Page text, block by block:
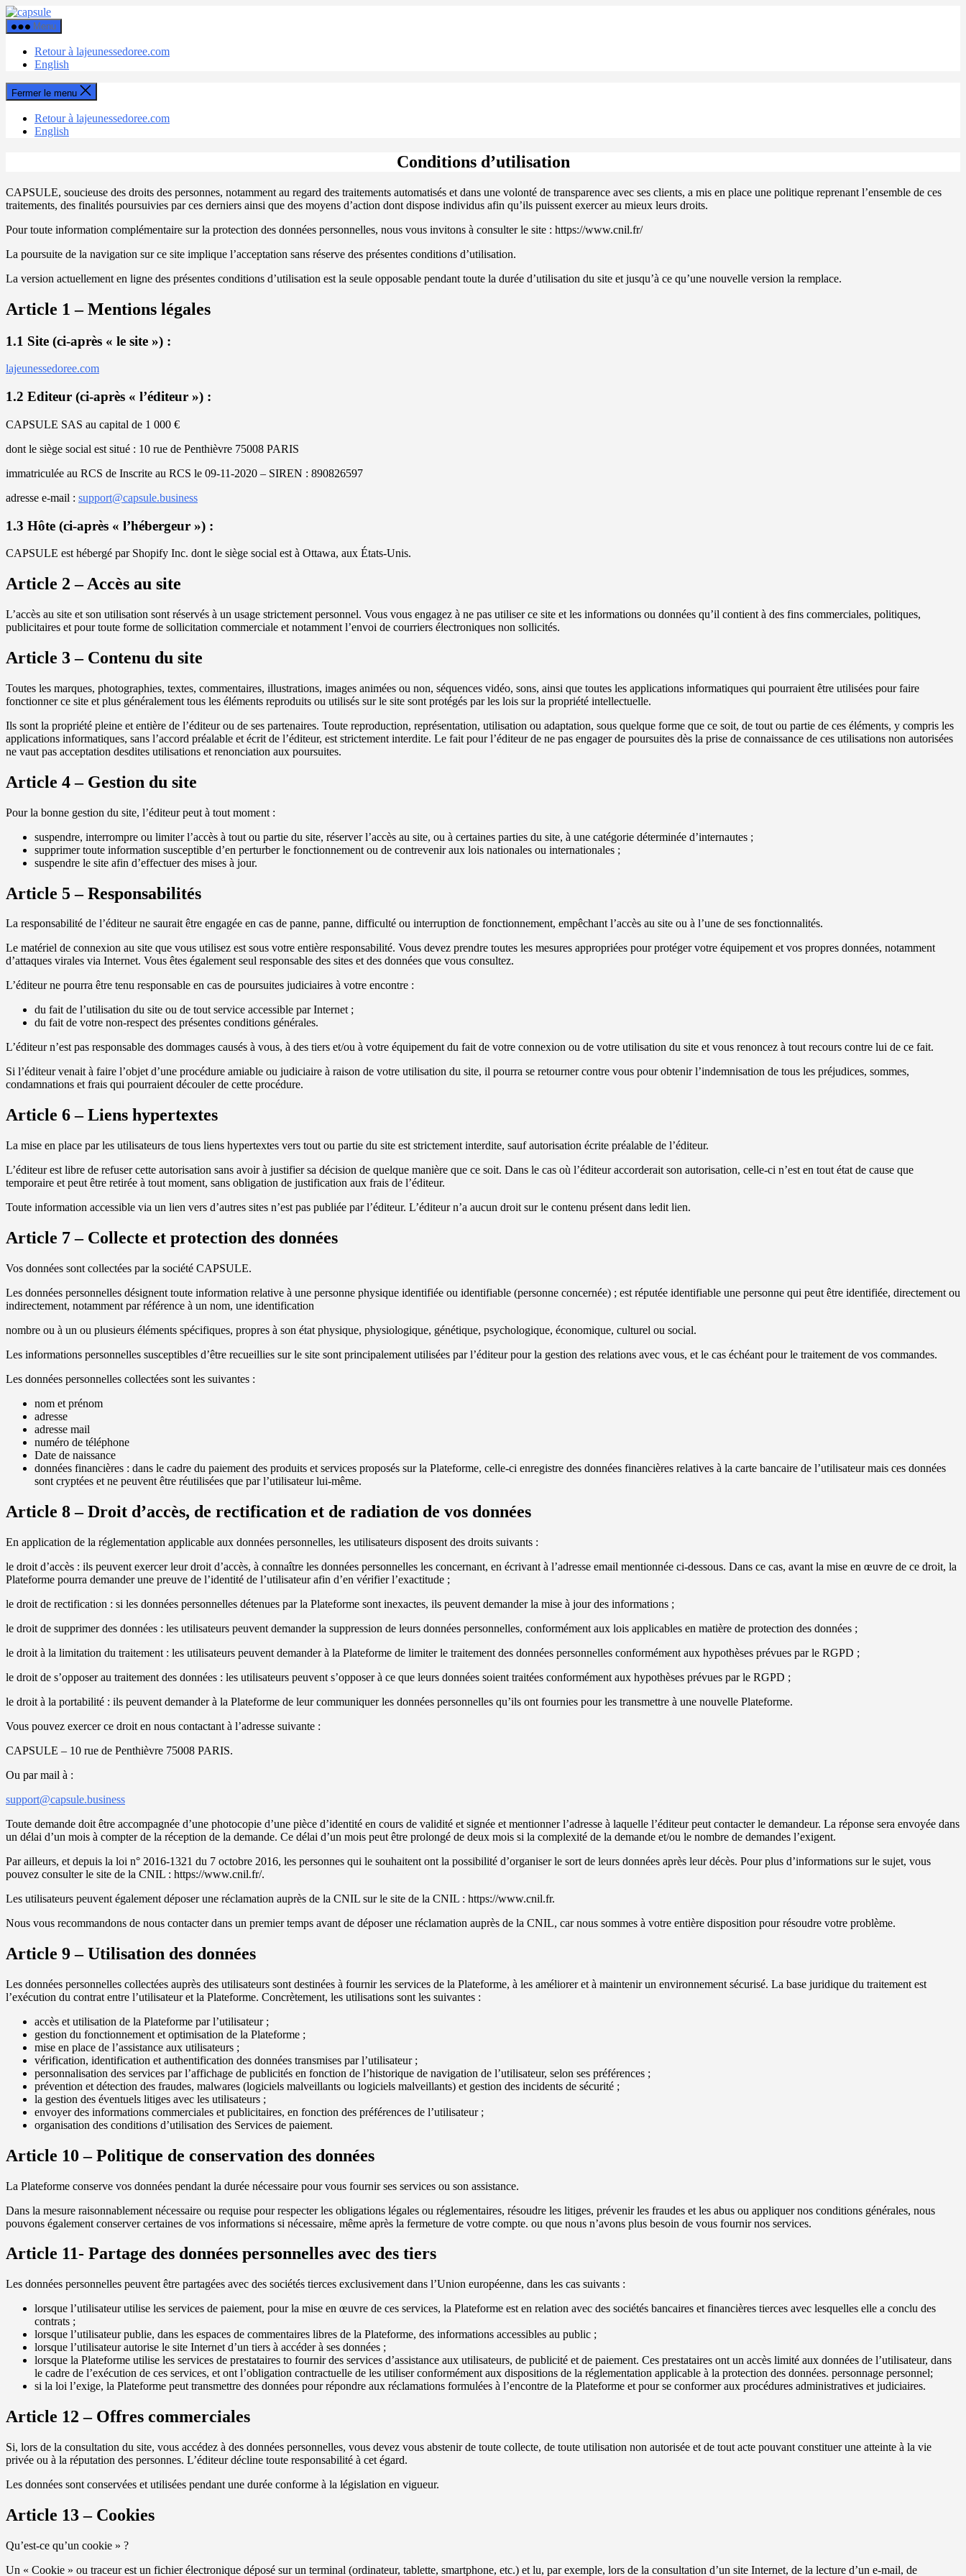
Aller
au
contenu
Capsule
Menu
Retour à lajeunessedoree.com
English
Fermer le menu
Retour à lajeunessedoree.com
English
Conditions d’utilisation
CAPSULE, soucieuse des droits des personnes, notamment au regard des traitements automatisés et dans une volonté de transparence avec ses clients, a mis en place une politique reprenant l’ensemble de ces
traitements, des finalités poursuivies par ces derniers ainsi que des moyens d’action dont dispose individus afin qu’ils puissent exercer au mieux leurs droits.
Pour toute information complémentaire sur la protection des données personnelles, nous vous invitons à consulter le site : https://www.cnil.fr/
La poursuite de la navigation sur ce site implique l’acceptation sans réserve des présentes conditions d’utilisation.
La version actuellement en ligne des présentes conditions d’utilisation est la seule opposable pendant toute la durée d’utilisation du site et jusqu’à ce qu’une nouvelle version la remplace.
Article 1 – Mentions légales
1.1 Site (ci-après « le site ») :
lajeunessedoree.com
1.2 Editeur (ci-après « l’éditeur ») :
CAPSULE SAS au capital de 1 000 €
dont le siège social est situé : 10 rue de Penthièvre 75008 PARIS
immatriculée au RCS de Inscrite au RCS le 09-11-2020 – SIREN : 890826597
adresse e-mail : support@capsule.business
1.3 Hôte (ci-après « l’hébergeur ») :
CAPSULE est hébergé par Shopify Inc. dont le siège social est à Ottawa, aux États-Unis.
Article 2 – Accès au site
L’accès au site et son utilisation sont réservés à un usage strictement personnel. Vous vous engagez à ne pas utiliser ce site et les informations ou données qu’il contient à des fins commerciales, politiques,
publicitaires et pour toute forme de sollicitation commerciale et notamment l’envoi de courriers électroniques non sollicités.
Article 3 – Contenu du site
Toutes les marques, photographies, textes, commentaires, illustrations, images animées ou non, séquences vidéo, sons, ainsi que toutes les applications informatiques qui pourraient être utilisées pour faire
fonctionner ce site et plus généralement tous les éléments reproduits ou utilisés sur le site sont protégés par les lois sur la propriété intellectuelle.
Ils sont la propriété pleine et entière de l’éditeur ou de ses partenaires. Toute reproduction, représentation, utilisation ou adaptation, sous quelque forme que ce soit, de tout ou partie de ces éléments, y compris les
applications informatiques, sans l’accord préalable et écrit de l’éditeur, est strictement interdite. Le fait pour l’éditeur de ne pas engager de poursuites dès la prise de connaissance de ces utilisations non autorisées
ne vaut pas acceptation desdites utilisations et renonciation aux poursuites.
Article 4 – Gestion du site
Pour la bonne gestion du site, l’éditeur peut à tout moment :
suspendre, interrompre ou limiter l’accès à tout ou partie du site, réserver l’accès au site, ou à certaines parties du site, à une catégorie déterminée d’internautes ;
supprimer toute information susceptible d’en perturber le fonctionnement ou de contrevenir aux lois nationales ou internationales ;
suspendre le site afin d’effectuer des mises à jour.
Article 5 – Responsabilités
La responsabilité de l’éditeur ne saurait être engagée en cas de panne, panne, difficulté ou interruption de fonctionnement, empêchant l’accès au site ou à l’une de ses fonctionnalités.
Le matériel de connexion au site que vous utilisez est sous votre entière responsabilité. Vous devez prendre toutes les mesures appropriées pour protéger votre équipement et vos propres données, notamment
d’attaques virales via Internet. Vous êtes également seul responsable des sites et des données que vous consultez.
L’éditeur ne pourra être tenu responsable en cas de poursuites judiciaires à votre encontre :
du fait de l’utilisation du site ou de tout service accessible par Internet ;
du fait de votre non-respect des présentes conditions générales.
L’éditeur n’est pas responsable des dommages causés à vous, à des tiers et/ou à votre équipement du fait de votre connexion ou de votre utilisation du site et vous renoncez à tout recours contre lui de ce fait.
Si l’éditeur venait à faire l’objet d’une procédure amiable ou judiciaire à raison de votre utilisation du site, il pourra se retourner contre vous pour obtenir l’indemnisation de tous les préjudices, sommes,
condamnations et frais qui pourraient découler de cette procédure.
Article 6 – Liens hypertextes
La mise en place par les utilisateurs de tous liens hypertextes vers tout ou partie du site est strictement interdite, sauf autorisation écrite préalable de l’éditeur.
L’éditeur est libre de refuser cette autorisation sans avoir à justifier sa décision de quelque manière que ce soit. Dans le cas où l’éditeur accorderait son autorisation, celle-ci n’est en tout état de cause que
temporaire et peut être retirée à tout moment, sans obligation de justification aux frais de l’éditeur.
Toute information accessible via un lien vers d’autres sites n’est pas publiée par l’éditeur. L’éditeur n’a aucun droit sur le contenu présent dans ledit lien.
Article 7 – Collecte et protection des données
Vos données sont collectées par la société CAPSULE.
Les données personnelles désignent toute information relative à une personne physique identifiée ou identifiable (personne concernée) ; est réputée identifiable une personne qui peut être identifiée, directement ou
indirectement, notamment par référence à un nom, une identification
nombre ou à un ou plusieurs éléments spécifiques, propres à son état physique, physiologique, génétique, psychologique, économique, culturel ou social.
Les informations personnelles susceptibles d’être recueillies sur le site sont principalement utilisées par l’éditeur pour la gestion des relations avec vous, et le cas échéant pour le traitement de vos commandes.
Les données personnelles collectées sont les suivantes :
nom et prénom
adresse
adresse mail
numéro de téléphone
Date de naissance
données financières : dans le cadre du paiement des produits et services proposés sur la Plateforme, celle-ci enregistre des données financières relatives à la carte bancaire de l’utilisateur mais ces données
sont cryptées et ne peuvent être réutilisées que par l’utilisateur lui-même.
Article 8 – Droit d’accès, de rectification et de radiation de vos données
En application de la réglementation applicable aux données personnelles, les utilisateurs disposent des droits suivants :
le droit d’accès : ils peuvent exercer leur droit d’accès, à connaître les données personnelles les concernant, en écrivant à l’adresse email mentionnée ci-dessous. Dans ce cas, avant la mise en œuvre de ce droit, la
Plateforme pourra demander une preuve de l’identité de l’utilisateur afin d’en vérifier l’exactitude ;
le droit de rectification : si les données personnelles détenues par la Plateforme sont inexactes, ils peuvent demander la mise à jour des informations ;
le droit de supprimer des données : les utilisateurs peuvent demander la suppression de leurs données personnelles, conformément aux lois applicables en matière de protection des données ;
le droit à la limitation du traitement : les utilisateurs peuvent demander à la Plateforme de limiter le traitement des données personnelles conformément aux hypothèses prévues par le RGPD ;
le droit de s’opposer au traitement des données : les utilisateurs peuvent s’opposer à ce que leurs données soient traitées conformément aux hypothèses prévues par le RGPD ;
le droit à la portabilité : ils peuvent demander à la Plateforme de leur communiquer les données personnelles qu’ils ont fournies pour les transmettre à une nouvelle Plateforme.
Vous pouvez exercer ce droit en nous contactant à l’adresse suivante :
CAPSULE – 10 rue de Penthièvre 75008 PARIS.
Ou par mail à :
support@capsule.business
Toute demande doit être accompagnée d’une photocopie d’une pièce d’identité en cours de validité et signée et mentionner l’adresse à laquelle l’éditeur peut contacter le demandeur. La réponse sera envoyée dans
un délai d’un mois à compter de la réception de la demande. Ce délai d’un mois peut être prolongé de deux mois si la complexité de la demande et/ou le nombre de demandes l’exigent.
Par ailleurs, et depuis la loi n° 2016-1321 du 7 octobre 2016, les personnes qui le souhaitent ont la possibilité d’organiser le sort de leurs données après leur décès. Pour plus d’informations sur le sujet, vous
pouvez consulter le site de la CNIL : https://www.cnil.fr/.
Les utilisateurs peuvent également déposer une réclamation auprès de la CNIL sur le site de la CNIL : https://www.cnil.fr.
Nous vous recommandons de nous contacter dans un premier temps avant de déposer une réclamation auprès de la CNIL, car nous sommes à votre entière disposition pour résoudre votre problème.
Article 9 – Utilisation des données
Les données personnelles collectées auprès des utilisateurs sont destinées à fournir les services de la Plateforme, à les améliorer et à maintenir un environnement sécurisé. La base juridique du traitement est
l’exécution du contrat entre l’utilisateur et la Plateforme. Concrètement, les utilisations sont les suivantes :
accès et utilisation de la Plateforme par l’utilisateur ;
gestion du fonctionnement et optimisation de la Plateforme ;
mise en place de l’assistance aux utilisateurs ;
vérification, identification et authentification des données transmises par l’utilisateur ;
personnalisation des services par l’affichage de publicités en fonction de l’historique de navigation de l’utilisateur, selon ses préférences ;
prévention et détection des fraudes, malwares (logiciels malveillants ou logiciels malveillants) et gestion des incidents de sécurité ;
la gestion des éventuels litiges avec les utilisateurs ;
envoyer des informations commerciales et publicitaires, en fonction des préférences de l’utilisateur ;
organisation des conditions d’utilisation des Services de paiement.
Article 10 – Politique de conservation des données
La Plateforme conserve vos données pendant la durée nécessaire pour vous fournir ses services ou son assistance.
Dans la mesure raisonnablement nécessaire ou requise pour respecter les obligations légales ou réglementaires, résoudre les litiges, prévenir les fraudes et les abus ou appliquer nos conditions générales, nous
pouvons également conserver certaines de vos informations si nécessaire, même après la fermeture de votre compte. ou que nous n’avons plus besoin de vous fournir nos services.
Article 11- Partage des données personnelles avec des tiers
Les données personnelles peuvent être partagées avec des sociétés tierces exclusivement dans l’Union européenne, dans les cas suivants :
lorsque l’utilisateur utilise les services de paiement, pour la mise en œuvre de ces services, la Plateforme est en relation avec des sociétés bancaires et financières tierces avec lesquelles elle a conclu des
contrats ;
lorsque l’utilisateur publie, dans les espaces de commentaires libres de la Plateforme, des informations accessibles au public ;
lorsque l’utilisateur autorise le site Internet d’un tiers à accéder à ses données ;
lorsque la Plateforme utilise les services de prestataires to fournir des services d’assistance aux utilisateurs, de publicité et de paiement. Ces prestataires ont un accès limité aux données de l’utilisateur, dans
le cadre de l’exécution de ces services, et ont l’obligation contractuelle de les utiliser conformément aux dispositions de la réglementation applicable à la protection des données. personnage personnel;
si la loi l’exige, la Plateforme peut transmettre des données pour répondre aux réclamations formulées à l’encontre de la Plateforme et pour se conformer aux procédures administratives et judiciaires.
Article 12 – Offres commerciales
Si, lors de la consultation du site, vous accédez à des données personnelles, vous devez vous abstenir de toute collecte, de toute utilisation non autorisée et de tout acte pouvant constituer une atteinte à la vie
privée ou à la réputation des personnes. L’éditeur décline toute responsabilité à cet égard.
Les données sont conservées et utilisées pendant une durée conforme à la législation en vigueur.
Article 13 – Cookies
Qu’est-ce qu’un cookie » ?
Un « Cookie » ou traceur est un fichier électronique déposé sur un terminal (ordinateur, tablette, smartphone, etc.) et lu, par exemple, lors de la consultation d’un site Internet, de la lecture d’un e-mail, de